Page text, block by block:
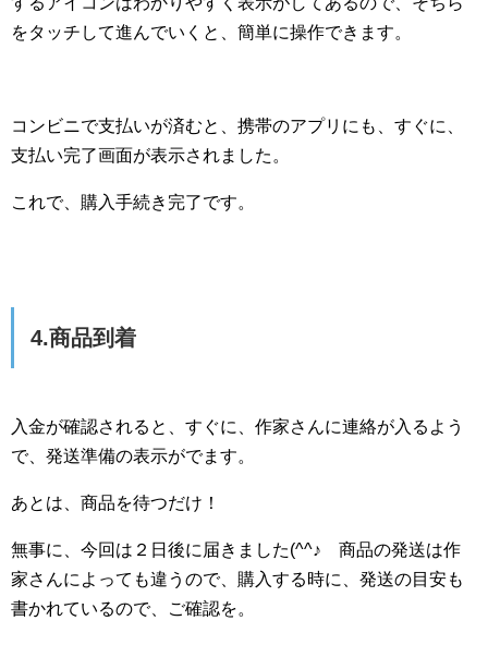
をタッチして進んでいくと、簡単に操作できます。
コンビニで支払いが済むと、携帯のアプリにも、すぐに、
支払い完了画面が表示されました。
これで、購入手続き完了です。
4.商品到着
入金が確認されると、すぐに、作家さんに連絡が入るよう
で、発送準備の表示がでます。
あとは、商品を待つだけ！
無事に、今回は２日後に届きました(^^♪ 商品の発送は作
家さんによっても違うので、購入する時に、発送の目安も
書かれているので、ご確認を。